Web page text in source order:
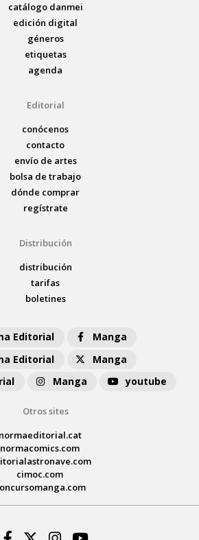
catálogo danmei
edición digital
géneros
etiquetas
agenda
Editorial
conócenos
contacto
envío de artes
bolsa de trabajo
dónde comprar
regístrate
Distribución
distribución
tarifas
boletines
Editorial
Manga
Editorial
Manga
Manga youtube
Otros sites
normaeditorial.cat
normacomics.com
cimoc.com